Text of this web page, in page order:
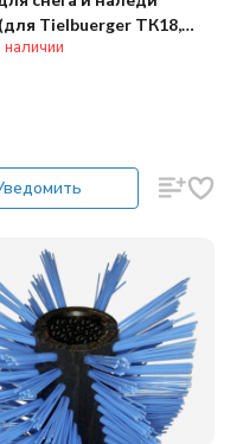
(для Tielbuerger ТК18,
ТК38)
наличии